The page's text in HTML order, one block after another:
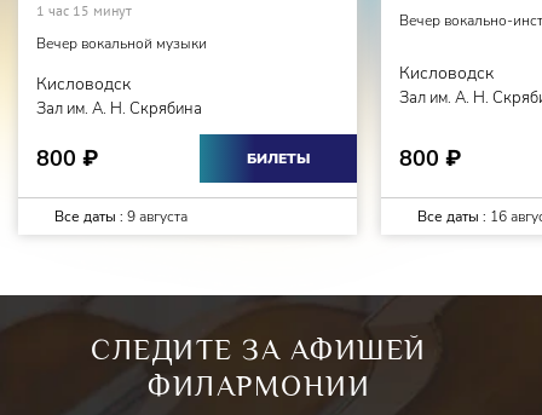
1 час 15 минут
Вечер вокальной музыки
Кисловодск
Зал им. А. Н. Скрябина
800 ₽ БИЛЕТЫ
Все даты : 9 августа
Вечер вокально-
Кисловодск
Зал им. А. Н.
800 ₽
Все даты : 16
СЛЕДИТЕ ЗА АФИШЕЙ
ФИЛАРМОНИИ